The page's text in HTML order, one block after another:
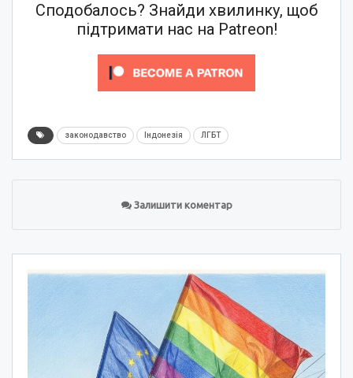
Сподобалось? Знайди хвилинку, щоб
підтримати нас на Patreon!
законодавство Індонезія ЛГБТ
Залишити коментар